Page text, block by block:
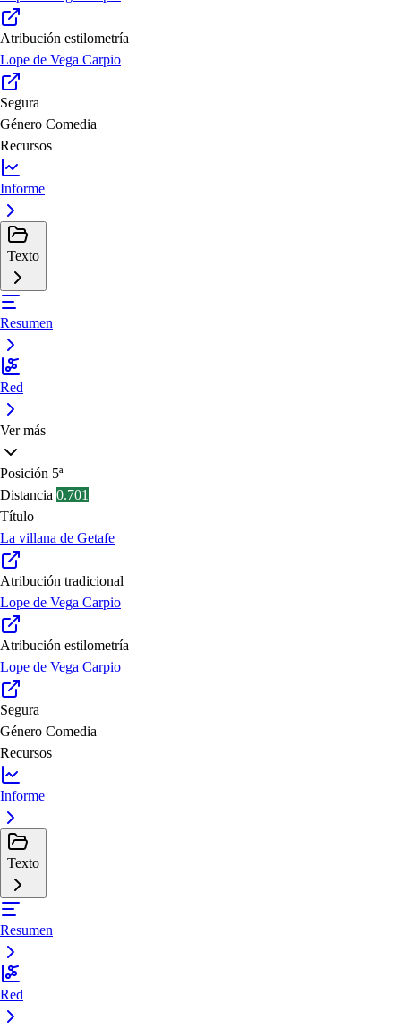
Atribución estilometría
Lope de Vega Carpio
Segura
Género Comedia
Recursos
Informe
Texto
Resumen
Red
Ver más
Posición 5ª
Distancia 0.701
Título
La villana de Getafe
Atribución tradicional
Lope de Vega Carpio
Atribución estilometría
Lope de Vega Carpio
Segura
Género Comedia
Recursos
Informe
Texto
Resumen
Red